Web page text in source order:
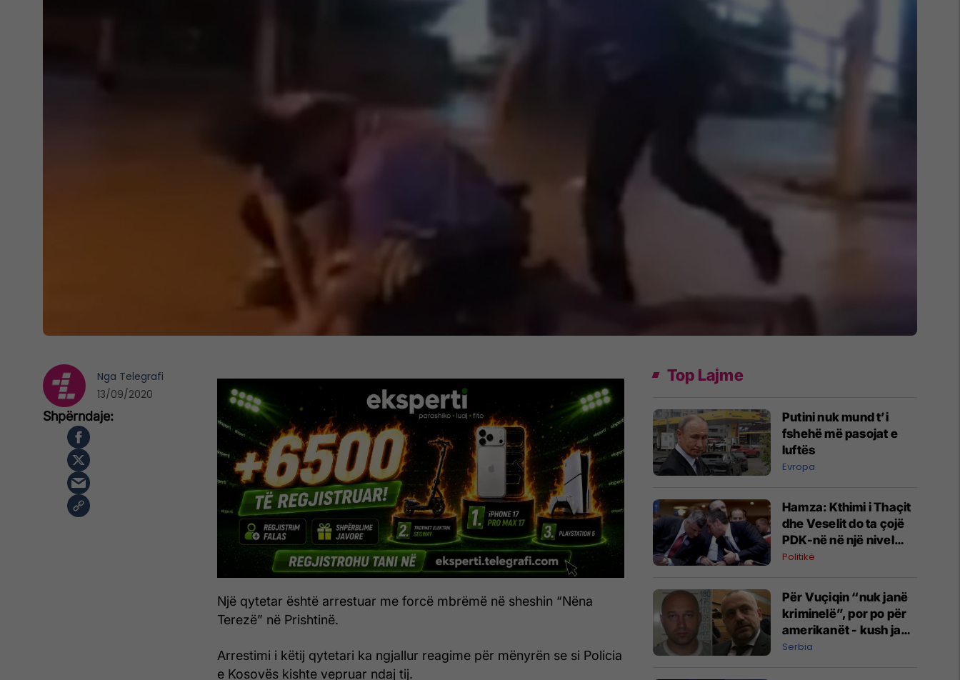
Një qytetar është arrestuar me forcë mbrëmë në sheshin “Nëna
Terezë” në Prishtinë.
Arrestimi i këtij qytetari ka ngjallur reagime për mënyrën se si Policia
e Kosovës kishte vepruar ndaj tij.
Nga Telegrafi
13/09/2020
Top Lajme
Putini nuk mund t’i
fshehë më pasojat e
luftës
Evropa
Hamza: Kthimi i Thaçit
dhe Veselit do ta çojë
PDK-në në një nivel
tjetër
Politikë
Për Vuçiqin “nuk janë
kriminelë”, por po për
amerikanët - kush janë
“kumbarët” Radoiçiq
Serbia